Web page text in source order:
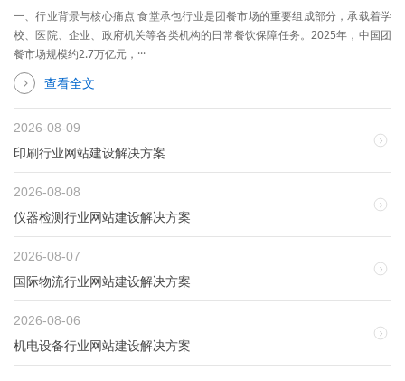
一、行业背景与核心痛点 食堂承包行业是团餐市场的重要组成部分，承载着学
校、医院、企业、政府机关等各类机构的日常餐饮保障任务。2025年，中国团
餐市场规模约2.7万亿元，···
查看全文
2026-08-09
印刷行业网站建设解决方案
2026-08-08
仪器检测行业网站建设解决方案
2026-08-07
国际物流行业网站建设解决方案
2026-08-06
机电设备行业网站建设解决方案